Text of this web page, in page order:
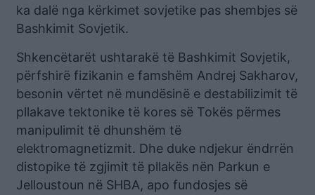
ka dalë nga kërkimet sovjetike pas shembjes së
Bashkimit Sovjetik.
Shkencëtarët ushtarakë të Bashkimit Sovjetik,
përfshirë fizikanin e famshëm Andrej Sakharov,
besonin vërtet në mundësinë e destabilizimit të
pllakave tektonike të kores së Tokës përmes
manipulimit të dhunshëm të
elektromagnetizmit. Dhe duke ndjekur ëndrrën
distopike të zgjimit të pllakës nën Parkun e
Jelloustoun në SHBA, apo fundosjes së